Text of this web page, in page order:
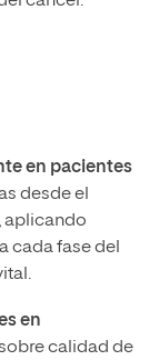
en pacientes
desde el
aplicando
cada fase del
en
calidad de